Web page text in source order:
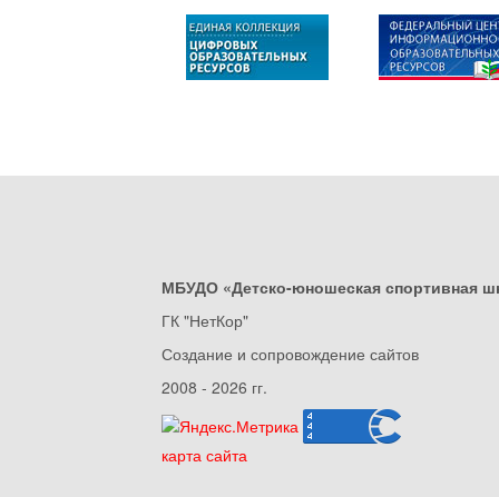
МБУДО «Детско-юношеская спортивная
ГК "НетКор"
Создание и сопровождение сайтов
2008 - 2026 гг.
карта сайта